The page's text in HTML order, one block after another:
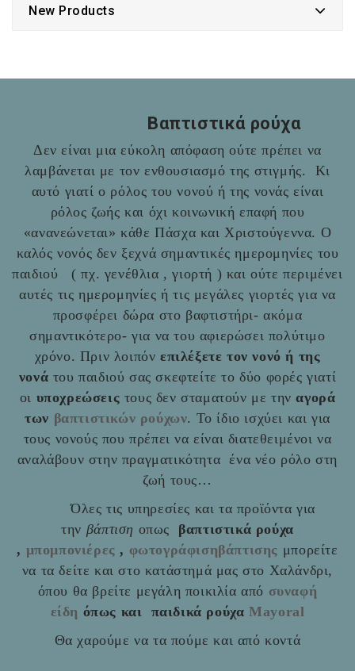
New Products
Βαπτιστικά ρούχα
Δεν είναι μια εύκολη απόφαση ούτε πρέπει να
λαμβάνεται με τον ενθουσιασμό της στιγμής. Κι
αυτό γιατί ο ρόλος του νονού ή της νονάς είναι
ρόλος ζωής και όχι κοινωνική επαφή που
«ανανεώνεται» κάθε Πάσχα και Χριστούγεννα. Ο
καλός νονός δεν ξεχνά σημαντικές ημερομηνίες του
παιδιού ( πχ. γενέθλια , γιορτή ) και ούτε περιμένει
αυτές τις ημερομηνίες ή τις μεγάλες γιορτές για να
προσφέρει δώρα στο βαφτιστήρι- ακόμα
σημαντικότερο- για να του αφιερώσει πολύτιμο
χρόνο. Πριν λοιπόν επιλέξετε τον νονό ή της
νονά του παιδιού σας σκεφτείτε το δύο φορές γιατί
οι υποχρεώσεις τους δεν σταματούν με τηναγορά
των βαπτιστικών ρούχων. Το ίδιο ισχύει και για
τους νονούς που πρέπει να είναι διατεθειμένοι να
αναλάβουν στην πραγματικότητα ένα νέο ρόλο στη
ζωή τους…
Όλες τις υπηρεσίες και τα προϊόντα για
την βάπτιση οπως
βαπτιστικά ρούχα
, μπομπονιέρες , φωτογράφισηβάπτισης μπορείτε
να τα δείτε και στο κατάστημά μας στο Χαλάνδρι,
όπου θα βρείτε μεγάλη ποικιλία από συναφή
είδη όπως και παιδικά ρούχαMayoral
Θα χαρούμε να τα πούμε και από κοντά